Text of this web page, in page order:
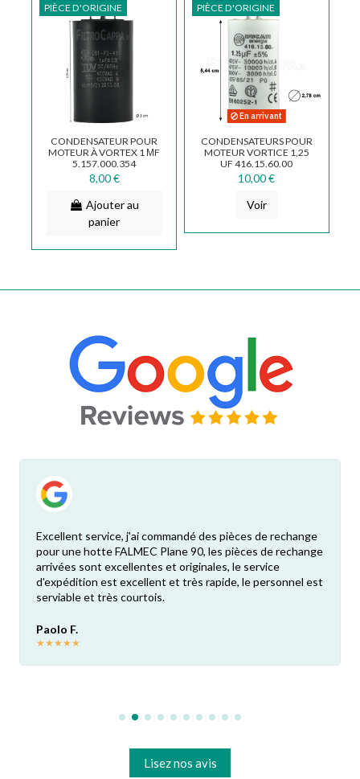
PIÈCE D'ORIGINE
CONDENSATEUR POUR
MOTEUR À VORTEX 1 ΜF
5.157.000.354
5.157.000.132
8,00 €
Ajouter au
panier
PIÈCE D'ORIGINE
En arrivant
CONDENSATEURS POUR
MOTEUR VORTICE 1,25
UF 416.15.60.00
5.157.000.044
10,00 €
Voir
Excellent service, j'ai commandé des pièces de rechange
pour une hotte FALMEC Plane 90, les pièces de rechange
arrivées sont excellentes et originales, le service
d'expédition est excellent et très rapide, le personnel est
serviable et très courtois.
Paolo F.
★★★★★
Lisez nos avis